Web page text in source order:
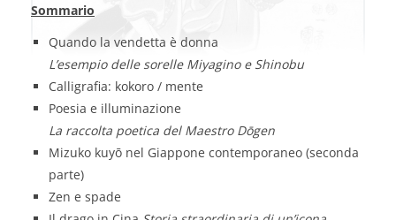
Sommario
Quando la vendetta è donna
L’esempio delle sorelle Miyagino e Shinobu
Calligrafia: kokoro / mente
Poesia e illuminazione
La raccolta poetica del Maestro Dōgen
Mizuko kuyō nel Giappone contemporaneo (seconda
parte)
Zen e spade